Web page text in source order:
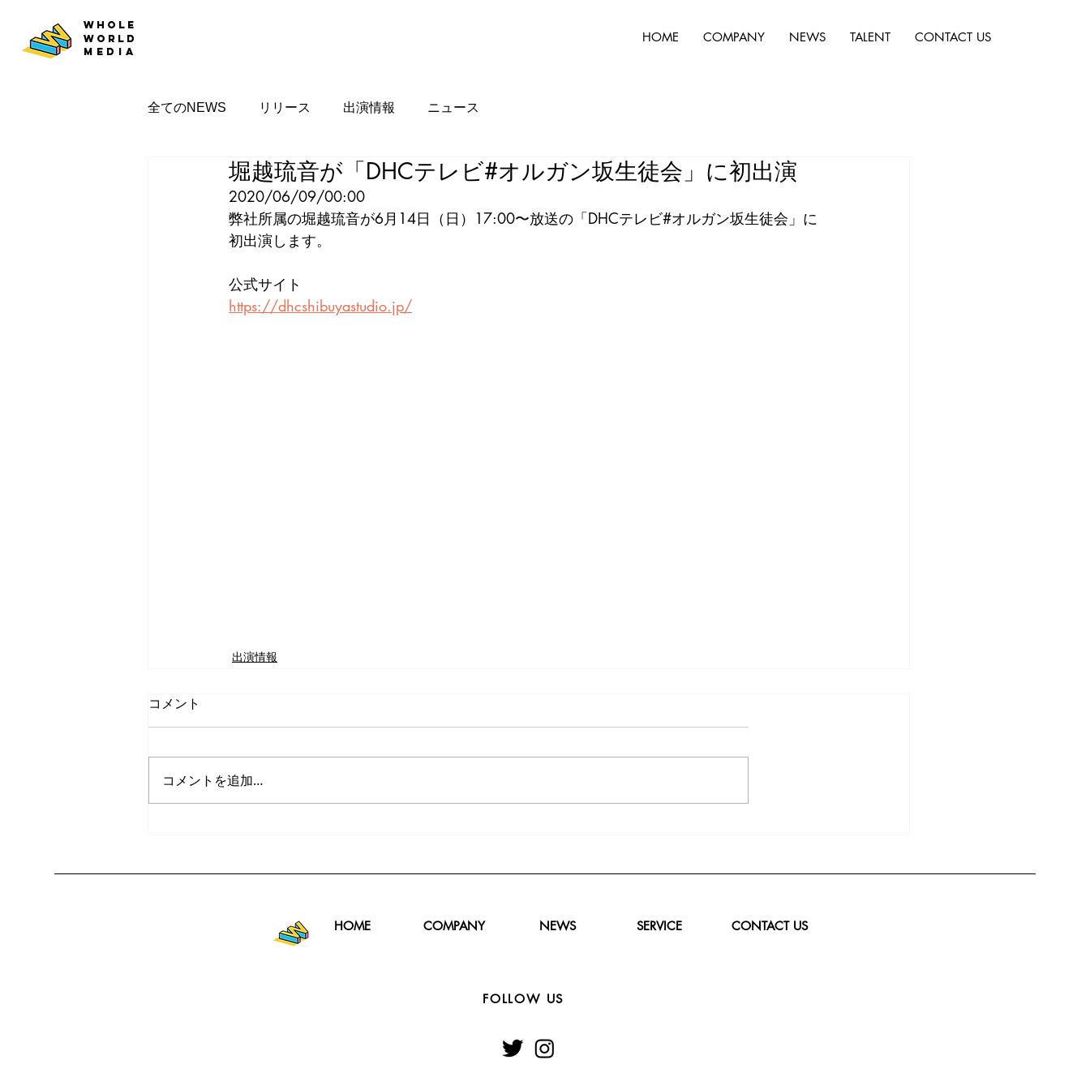
WORLD
MEDIA
WHOLE
HOME COMPANY NEWS TALENT CONTACT US
全てのNEWS リリース 出演情報 ニュース
堀越琉音が「DHCテレビ#オルガン坂生徒会」に初出演
2020/06/09/00:00
弊社所属の堀越琉音が6月14日（日）17:00〜放送の「DHCテレビ#オルガン坂生徒会」に
初出演します。
公式サイト
https://dhcshibuyastudio.jp/
出演情報
コメント
コメントを追加…
HOME COMPANY NEWS SERVICE CONTACT US
FOLLOW US